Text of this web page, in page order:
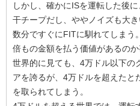
しかし、確かにISを運転した後
干チープだし、ややノイズも大
数分ですぐにFITに馴れてしまう
倍もの金額を払う価値があるのか
世界的に見ても、4万ドル以下の
アを誇るが、4万ドルを超えたと
を取られてしまう。